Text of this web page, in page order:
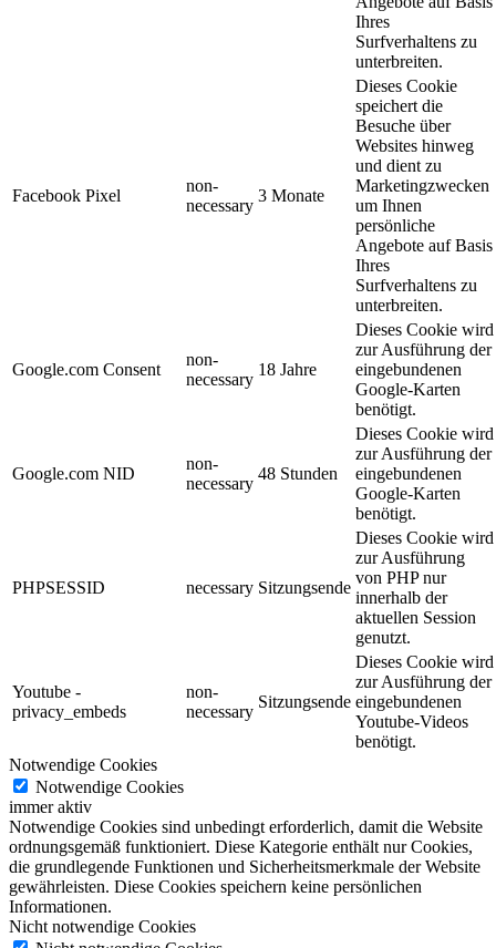
Ihres
Surfverhaltens zu
unterbreiten.
Facebook Pixel
non-
necessary
3 Monate
Dieses Cookie
speichert die
Besuche über
Websites hinweg
und dient zu
Marketingzwecken
um Ihnen
persönliche
Angebote auf Basis
Ihres
Surfverhaltens zu
unterbreiten.
Google.com Consent
non-
necessary
18 Jahre
Dieses Cookie wird
zur Ausführung der
eingebundenen
Google-Karten
benötigt.
Google.com NID
non-
necessary
48 Stunden
Dieses Cookie wird
zur Ausführung der
eingebundenen
Google-Karten
benötigt.
PHPSESSID necessary Sitzungsende
Dieses Cookie wird
zur Ausführung
von PHP nur
innerhalb der
aktuellen Session
genutzt.
Youtube -
privacy_embeds
non-
necessary
Sitzungsende
Dieses Cookie wird
zur Ausführung der
eingebundenen
Youtube-Videos
benötigt.
Notwendige Cookies
Notwendige Cookies
immer aktiv
Notwendige Cookies sind unbedingt erforderlich, damit die Website
ordnungsgemäß funktioniert. Diese Kategorie enthält nur Cookies,
die grundlegende Funktionen und Sicherheitsmerkmale der Website
gewährleisten. Diese Cookies speichern keine persönlichen
Informationen.
Nicht notwendige Cookies